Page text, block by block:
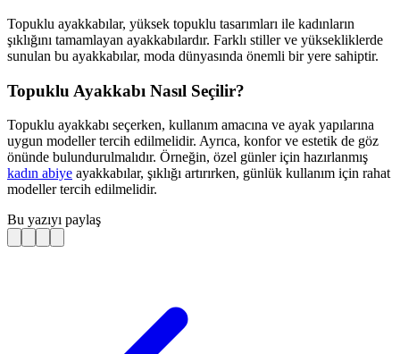
Topuklu ayakkabılar, yüksek topuklu tasarımları ile kadınların
şıklığını tamamlayan ayakkabılardır. Farklı stiller ve yüksekliklerde
sunulan bu ayakkabılar, moda dünyasında önemli bir yere sahiptir.
Topuklu Ayakkabı Nasıl Seçilir?
Topuklu ayakkabı seçerken, kullanım amacına ve ayak yapılarına
uygun modeller tercih edilmelidir. Ayrıca, konfor ve estetik de göz
önünde bulundurulmalıdır. Örneğin, özel günler için hazırlanmış
kadın abiye ayakkabılar, şıklığı artırırken, günlük kullanım için rahat
modeller tercih edilmelidir.
Bu yazıyı paylaş